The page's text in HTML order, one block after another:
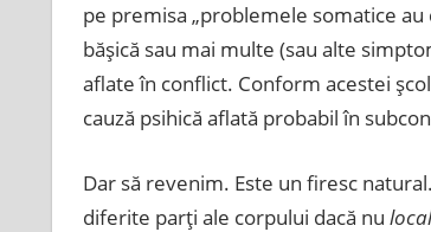
pe premisa „problemele somatice
băşică sau mai multe (sau alte
aflate în conflict. Conform acestei
cauză psihică aflată probabil în
Dar să revenim. Este un firesc
diferite parţi ale corpului dacă nu